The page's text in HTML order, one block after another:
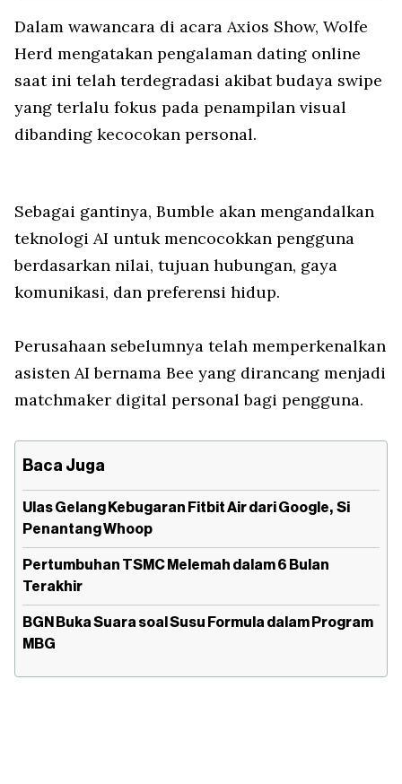
Dalam wawancara di acara Axios Show, Wolfe
Herd mengatakan pengalaman dating online
saat ini telah terdegradasi akibat budaya swipe
yang terlalu fokus pada penampilan visual
dibanding kecocokan personal.
Sebagai gantinya, Bumble akan mengandalkan
teknologi AI untuk mencocokkan pengguna
berdasarkan nilai, tujuan hubungan, gaya
komunikasi, dan preferensi hidup.
Perusahaan sebelumnya telah memperkenalkan
asisten AI bernama Bee yang dirancang menjadi
matchmaker digital personal bagi pengguna.
Baca Juga
Ulas Gelang Kebugaran Fitbit Air dari Google, Si
Penantang Whoop
Pertumbuhan TSMC Melemah dalam 6 Bulan
Terakhir
BGN Buka Suara soal Susu Formula dalam Program
MBG